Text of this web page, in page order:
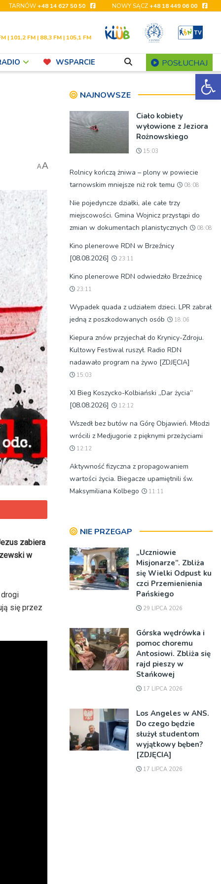
TARNÓW+48 14 627 50 50 NOWY SĄCZ+48 18 449 06 00
| 101,2 FM | 88,3 FM | 105,1 FM
WSPARCIE POSŁUCHAJ
AA
zabiera
w
się przez
NAJNOWSZE
Ciało kobiety
wyłowione z Jeziora
Rożnowskiego
15:03
Rolnicy kończą żniwa – plony w powiecie
tarnowskim mniejsze niż rok temu
08:08
Nie pojedyncze działki, ale całe trzy
miejscowości. Gmina Wojnicz przystąpi do
zmian w dokumentach planistycznych
08:08
Kino plenerowe RDN w Brzeźnicy
[08.08.2026]
23:11
Kino plenerowe RDN odwiedziło Brzeźnicę
23:11
Wypadek quada z udziałem dzieci. LPR zabrał
jedną z poszkodowanych osób
18:06
Kiepura znów przyjechał do Krynicy-Zdroju.
Kultowy Festiwal ruszył. Radio RDN
nadawało program na żywo [ZDJĘCIA]
15:03
XI Bieg Koszycko-Kolbiański „Dar życia”
[08.08.2026]
12:12
Wszedł bez butów na Górę Objawień. Młodzi
wrócili z Medjugorie z pięknymi przeżyciami
12:12
Aktywność fizyczna z propagowaniem
wartości życia. Biegacze upamiętnili św.
Maksymiliana Kolbego
11:11
NIE PRZEGAP
„Uczniowie
Misjonarze”. Zbliża
się Wielki Odpust ku
czci Przemienienia
Pańskiego
29 LIPCA 2026
Górska wędrówka i
pomoc choremu
Antosiowi. Zbliża się
rajd pieszy w
Stańkowej
17 LIPCA 2026
Los Angeles w ANS.
Do czego będzie
służył studentom
wyjątkowy bęben?
[ZDJĘCIA]
17 LIPCA 2026